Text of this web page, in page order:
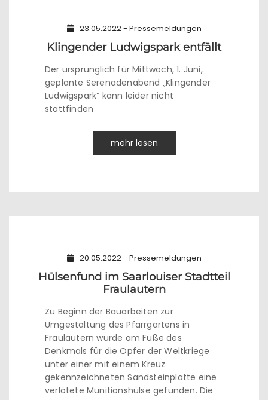
23.05.2022 - Pressemeldungen
Klingender Ludwigspark entfällt
Der ursprünglich für Mittwoch, 1. Juni,
geplante Serenadenabend „Klingender
Ludwigspark“ kann leider nicht
stattfinden
mehr lesen
20.05.2022 - Pressemeldungen
Hülsenfund im Saarlouiser Stadtteil
Fraulautern
Zu Beginn der Bauarbeiten zur
Umgestaltung des Pfarrgartens in
Fraulautern wurde am Fuße des
Denkmals für die Opfer der Weltkriege
unter einer mit einem Kreuz
gekennzeichneten Sandsteinplatte eine
verlötete Munitionshülse gefunden. Die